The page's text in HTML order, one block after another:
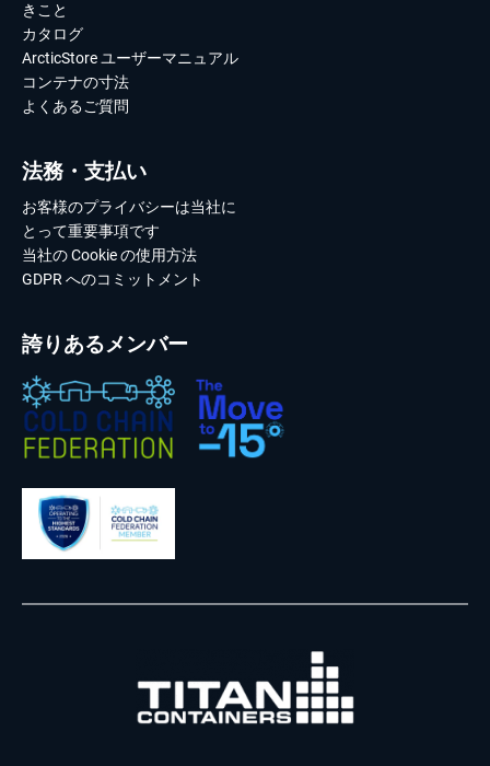
きこと
カタログ
ArcticStore ユーザーマニュアル
コンテナの寸法
よくあるご質問
法務・支払い
お客様のプライバシーは当社に
とって重要事項です
当社の Cookie の使用方法
GDPR へのコミットメント
誇りあるメンバー